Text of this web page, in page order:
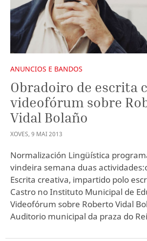
ANUNCIOS E BANDOS
Obradoiro de escrita
videofórum sobre
Vidal Bolaño
XOVES, 9 MAI2013
Normalización Lingüística
vindeira semana duas
Escrita creativa, impartido polo
Castro no Instituto Municipal de
Videofórum sobre Roberto Vidal
Auditorio municipal da praza do